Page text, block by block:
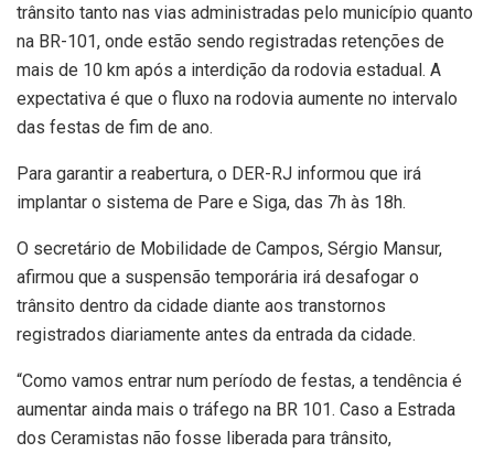
trânsito tanto nas vias administradas pelo município quanto
na BR-101, onde estão sendo registradas retenções de
mais de 10 km após a interdição da rodovia estadual. A
expectativa é que o fluxo na rodovia aumente no intervalo
das festas de fim de ano.
Para garantir a reabertura, o DER-RJ informou que irá
implantar o sistema de Pare e Siga, das 7h às 18h.
O secretário de Mobilidade de Campos, Sérgio Mansur,
afirmou que a suspensão temporária irá desafogar o
trânsito dentro da cidade diante aos transtornos
registrados diariamente antes da entrada da cidade.
“Como vamos entrar num período de festas, a tendência é
aumentar ainda mais o tráfego na BR 101. Caso a Estrada
dos Ceramistas não fosse liberada para trânsito,